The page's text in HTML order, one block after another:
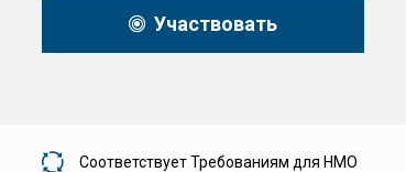
Участвовать
Соответствует Требованиям для НМО